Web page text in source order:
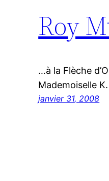
Roy
…à la Flèche
Mademoiselle K.
janvier 31, 2008